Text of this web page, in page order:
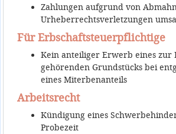
Zahlungen aufgrund von
Urheberrechtsverletzungen
Für Erbschaftsteuerpflichtige
Kein anteiliger Erwerb eines zur
gehörenden Grundstücks bei
eines Miterbenanteils
Arbeitsrecht
Kündigung eines
Probezeit